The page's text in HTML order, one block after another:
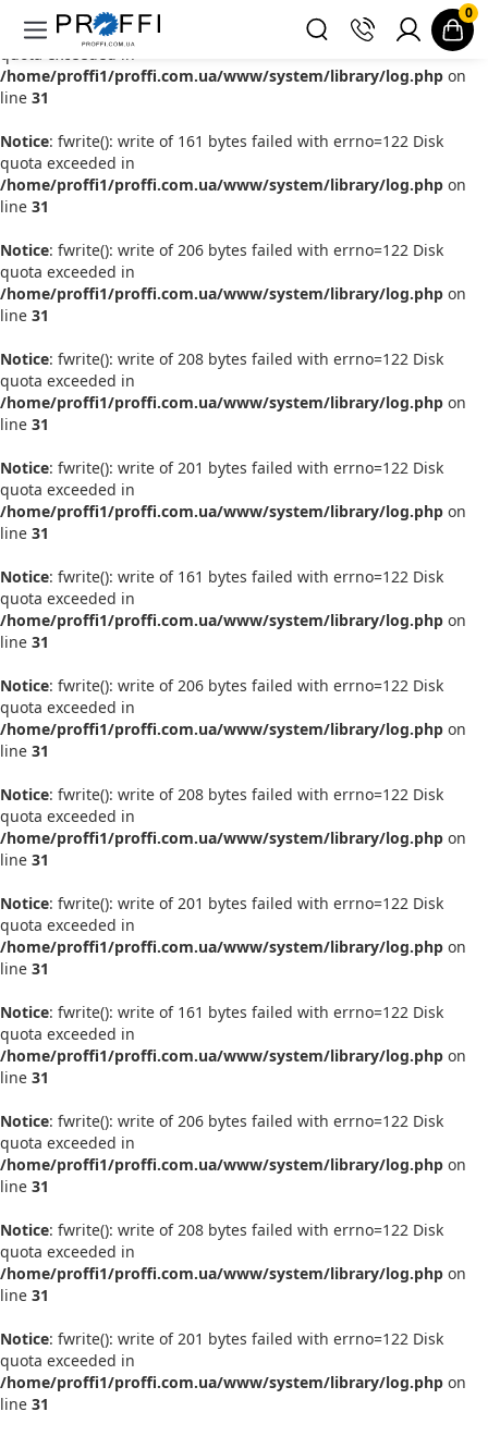
Notice : fwrite(): write of 200 bytes failed with errno=122 Disk
quota exceeded in
/home/proffi1/proffi.com.ua/www/system/library/log.php on
line 31
Notice: fwrite(): write of 161 bytes failed with errno=122 Disk
quota exceeded in
/home/proffi1/proffi.com.ua/www/system/library/log.php on
line 31
Notice: fwrite(): write of 206 bytes failed with errno=122 Disk
quota exceeded in
/home/proffi1/proffi.com.ua/www/system/library/log.php on
line 31
Notice: fwrite(): write of 208 bytes failed with errno=122 Disk
quota exceeded in
/home/proffi1/proffi.com.ua/www/system/library/log.php on
line 31
Notice: fwrite(): write of 201 bytes failed with errno=122 Disk
quota exceeded in
/home/proffi1/proffi.com.ua/www/system/library/log.php on
line 31
Notice: fwrite(): write of 161 bytes failed with errno=122 Disk
quota exceeded in
/home/proffi1/proffi.com.ua/www/system/library/log.php on
line 31
Notice: fwrite(): write of 206 bytes failed with errno=122 Disk
quota exceeded in
/home/proffi1/proffi.com.ua/www/system/library/log.php on
line 31
Notice: fwrite(): write of 208 bytes failed with errno=122 Disk
quota exceeded in
/home/proffi1/proffi.com.ua/www/system/library/log.php on
line 31
Notice: fwrite(): write of 201 bytes failed with errno=122 Disk
quota exceeded in
/home/proffi1/proffi.com.ua/www/system/library/log.php on
line 31
Notice: fwrite(): write of 161 bytes failed with errno=122 Disk
quota exceeded in
/home/proffi1/proffi.com.ua/www/system/library/log.php on
line 31
Notice: fwrite(): write of 206 bytes failed with errno=122 Disk
quota exceeded in
/home/proffi1/proffi.com.ua/www/system/library/log.php on
line 31
Notice: fwrite(): write of 208 bytes failed with errno=122 Disk
quota exceeded in
/home/proffi1/proffi.com.ua/www/system/library/log.php on
line 31
Notice: fwrite(): write of 201 bytes failed with errno=122 Disk
quota exceeded in
/home/proffi1/proffi.com.ua/www/system/library/log.php on
line 31
0